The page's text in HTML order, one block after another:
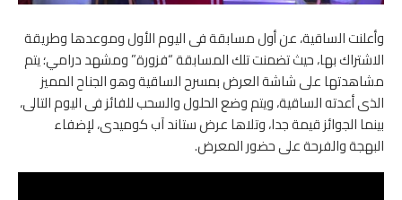
وأعلنت الساقية، عن أول مسابقة فى اليوم الأول وموعدها وطريقة
الاشتراك بها، حيث تضمنت تلك المسابقة “فزورة” ومشهد درامي؛ يتم
مشاهدتها على شاشة العرض بمسرح الساقية وهو الجناح المميز
الذى أعدته الساقية، ويتم وضع الحلول والسحب للفائز فى اليوم التالى،
بينما الجوائز قيمة جدا، وتلاها عرض ستاند آب كوميدى، لإضفاء
البهجة والفرحة على حضور المعرض.